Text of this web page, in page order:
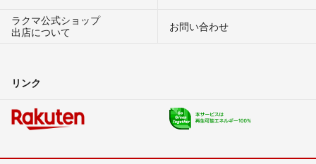
ラクマ公式ショップ
出店について
お問い合わせ
リンク